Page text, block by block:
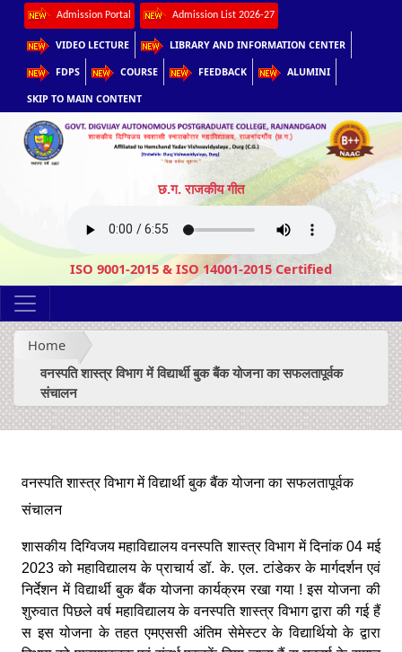
Admission Portal Admission List 2026-27
VIDEO LECTURE LIBRARY AND INFORMATION CENTER
FDPS COURSE FEEDBACK ALUMINI
SKIP TO MAIN CONTENT
छ.ग. राजकीय गीत
ISO 9001-2015 & ISO 14001-2015 Certified
Home
वनस्पति शास्त्र विभाग में विद्यार्थी बुक बैंक योजना का सफलतापूर्वक
संचालन
वनस्पति शास्त्र विभाग में विद्यार्थी बुक बैंक योजना का सफलतापूर्वक
संचालन
शासकीय दिग्विजय महाविद्यालय वनस्पति शास्त्र विभाग में दिनांक 04 मई
2023 को महाविद्यालय के प्राचार्य डॉ. के. एल. टांडेकर के मार्गदर्शन एवं
निर्देशन में विद्यार्थी बुक बैंक योजना कार्यक्रम रखा गया ! इस योजना की
शुरुवात पिछले वर्ष महाविद्यालय के वनस्पति शास्त्र विभाग द्वारा की गई हैं
स इस योजना के तहत एमएससी अंतिम सेमेस्टर के विद्यार्थियो के द्वारा